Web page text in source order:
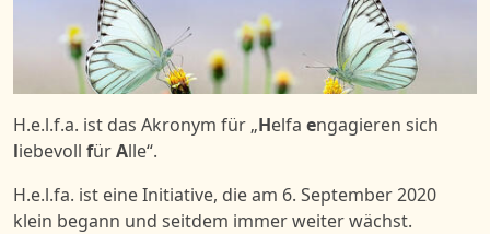
H.e.l.f.a. ist das Akronym für „Helfa engagieren sich
liebevoll fürAlle“.
H.e.l.fa. ist eine Initiative, die am 6. September 2020
klein begann und seitdem immer weiter wächst.